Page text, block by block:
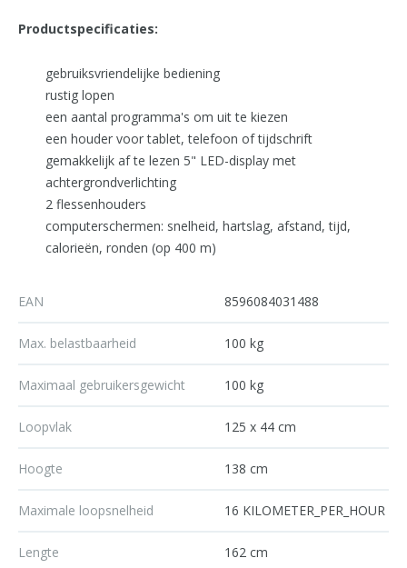
Productspecificaties:
gebruiksvriendelijke bediening
rustig lopen
een aantal programma's om uit te kiezen
een houder voor tablet, telefoon of tijdschrift
gemakkelijk af te lezen 5" LED-display met
achtergrondverlichting
2 flessenhouders
computerschermen: snelheid, hartslag, afstand, tijd,
calorieën, ronden (op 400 m)
EAN 8596084031488
Max. belastbaarheid 100 kg
Maximaal gebruikersgewicht 100 kg
Loopvlak 125 x 44 cm
Hoogte 138 cm
Maximale loopsnelheid 16 KILOMETER_PER_HOUR
Lengte 162 cm